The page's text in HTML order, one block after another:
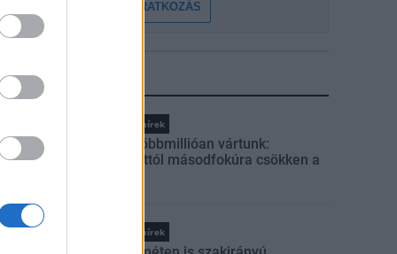
FELIRATKOZÁS
Országos hírek
Amire többmillióan vártunk:
szombattól másodfokúra csökken a
Országos hírek